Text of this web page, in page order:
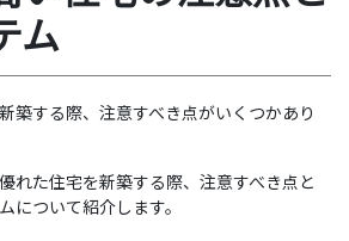
ム
築する際、注意すべき点がいくつかあり
れた住宅を新築する際、注意すべき点と
について紹介します。